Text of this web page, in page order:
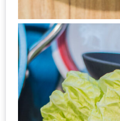
SEAFOOD)
HOMEPRO
FAIR
2017
เชียงใหม่
งาน